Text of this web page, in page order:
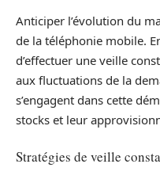
Anticiper l’évolution du
de la téléphonie mobile.
d’effectuer une veille
aux fluctuations de la
s’engagent dans cette
stocks et leur
Stratégies de veille